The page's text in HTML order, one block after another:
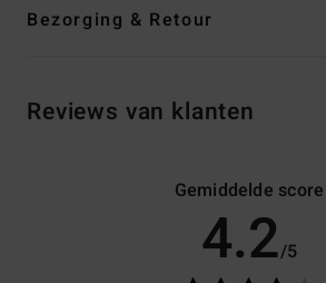
Bezorging & Retour
Reviews van klanten
Gemiddelde score
4.2/5